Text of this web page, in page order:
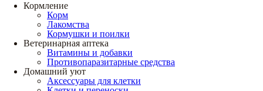
Кормление
Корм
Лакомства
Кормушки и поилки
Ветеринарная аптека
Витамины и добавки
Противопаразитарные средства
Домашний уют
Аксессуары для клетки